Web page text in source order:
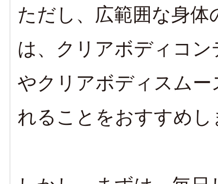
ただし、広範囲な身
は、クリアボディコ
やクリアボディスム
れることをおすすめ